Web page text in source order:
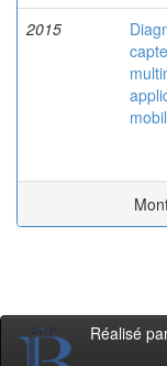
2015
Réalisé